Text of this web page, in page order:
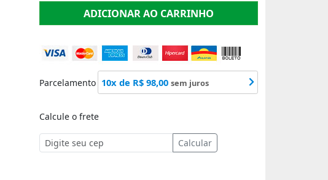
ADICIONAR AO CARRINHO
Parcelamento 10x de R$ 98,00 sem juros
Calcule o frete
Calcular